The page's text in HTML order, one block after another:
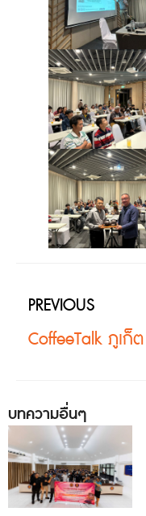
PREVIOUS
CoffeeTalk ภูเก็ต
บทความอื่นๆ